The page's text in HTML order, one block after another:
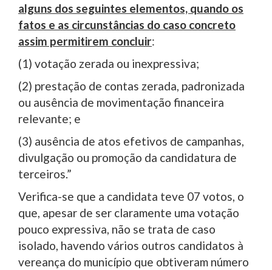
alguns dos seguintes elementos, quando os
fatos e as circunstâncias do caso concreto
assim permitirem concluir:
(1) votação zerada ou inexpressiva;
(2) prestação de contas zerada, padronizada
ou ausência de movimentação financeira
relevante; e
(3) ausência de atos efetivos de campanhas,
divulgação ou promoção da candidatura de
terceiros.”
Verifica-se que a candidata teve 07 votos, o
que, apesar de ser claramente uma votação
pouco expressiva, não se trata de caso
isolado, havendo vários outros candidatos à
vereança do município que obtiveram número